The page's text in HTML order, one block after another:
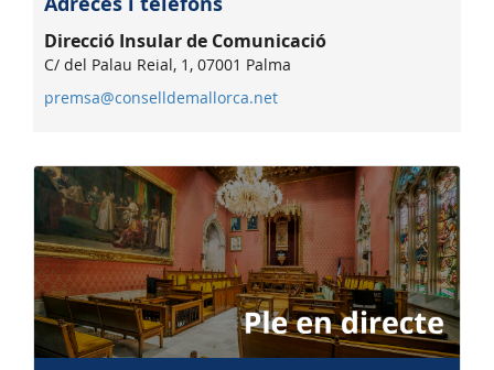
Direcció Insular de Comunicació
C/ del Palau Reial, 1, 07001 Palma
premsa@conselldemallorca.net